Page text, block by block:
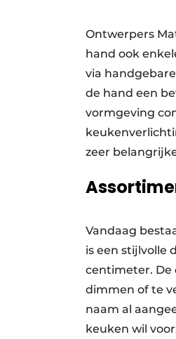
Ontwerpers
hand ook
via
de hand een
vormgeving
zeer
Vandaag
is een stijlvolle
centimeter. De
dimmen of te
naam al
keuken wil